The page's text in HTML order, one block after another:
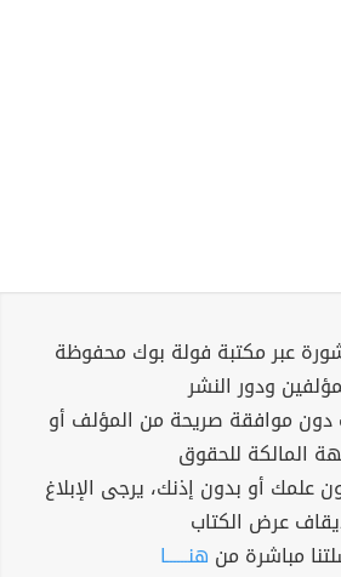
عبر مكتبة فولة بوك محفوظة
ودور النشر
دون موافقة صريحة من المؤلف أو
المالكة للحقوق
علمك أو بدون إذنك، يرجى الإبلاغ
عرض الكتاب
مباشرة من هنــــــا